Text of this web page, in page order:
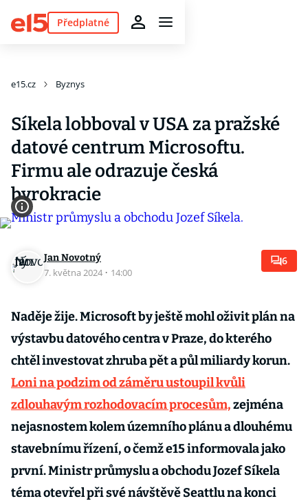
Předplatné
e15.cz Byznys
Síkela lobboval v USA za pražské
datové centrum Microsoftu.
Firmu ale odrazuje česká
byrokracie
Jan Novotný
7. května 2024 · 14:00
6
Naděje žije. Microsoft by ještě mohl oživit plán na
výstavbu datového centra v Praze, do kterého
chtěl investovat zhruba pět a půl miliardy korun.
Loni na podzim od záměru ustoupil kvůli
zdlouhavým rozhodovacím procesům,zejména
nejasnostem kolem územního plánu a dlouhému
stavebnímu řízení, o čemž e15 informovala jako
první. Ministr průmyslu a obchodu Jozef Síkela
téma otevřel při své návštěvě Seattlu na konci